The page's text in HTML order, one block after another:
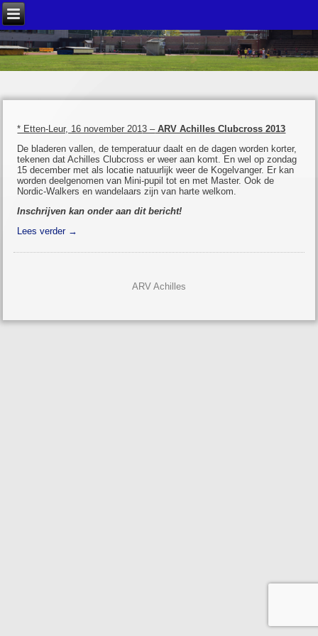
* Etten-Leur, 16 november 2013 –ARV Achilles Clubcross 2013
De bladeren vallen, de temperatuur daalt en de dagen worden korter,
tekenen dat Achilles Clubcross er weer aan komt. En wel op zondag
15 december met als locatie natuurlijk weer de Kogelvanger. Er kan
worden deelgenomen van Mini-pupil tot en met Master. Ook de
Nordic-Walkers en wandelaars zijn van harte welkom.
Inschrijven kan onder aan dit bericht!
Lees verder →
ARV Achilles